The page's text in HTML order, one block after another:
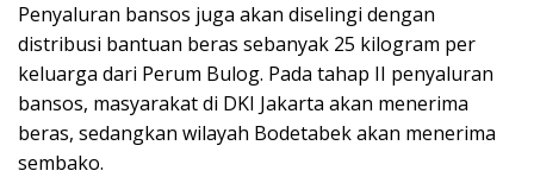
Penyaluran bansos juga akan diselingi dengan
distribusi bantuan beras sebanyak 25 kilogram per
keluarga dari Perum Bulog. Pada tahap II penyaluran
bansos, masyarakat di DKI Jakarta akan menerima
beras, sedangkan wilayah Bodetabek akan menerima
sembako.